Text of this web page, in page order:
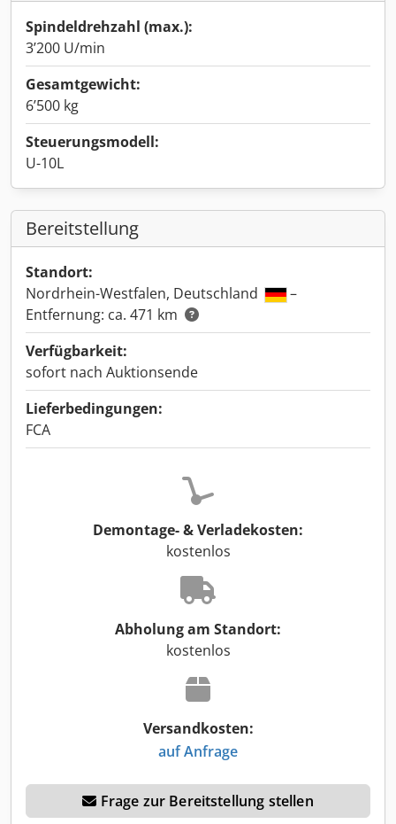
Spindeldrehzahl (max.):
3’200 U/min
Gesamtgewicht:
6’500 kg
Steuerungsmodell:
U-10L
Bereitstellung
Standort:
Nordrhein-Westfalen, Deutschland
–
Entfernung: ca. 471 km
Verfügbarkeit:
sofort nach Auktionsende
Lieferbedingungen:
FCA
Demontage- & Verladekosten:
kostenlos
Abholung am Standort:
kostenlos
Versandkosten:
auf Anfrage
Frage zur Bereitstellung stellen